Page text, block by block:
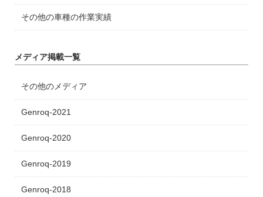
その他の車種の作業実績
メディア掲載一覧
その他のメディア
Genroq-2021
Genroq-2020
Genroq-2019
Genroq-2018